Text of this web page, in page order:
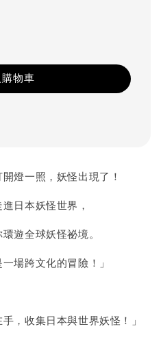
物車
燈一照，妖怪出現了！
日本妖怪世界，
遊全球妖怪祕境。
場跨文化的冒險！」
，收集日本與世界妖怪！」